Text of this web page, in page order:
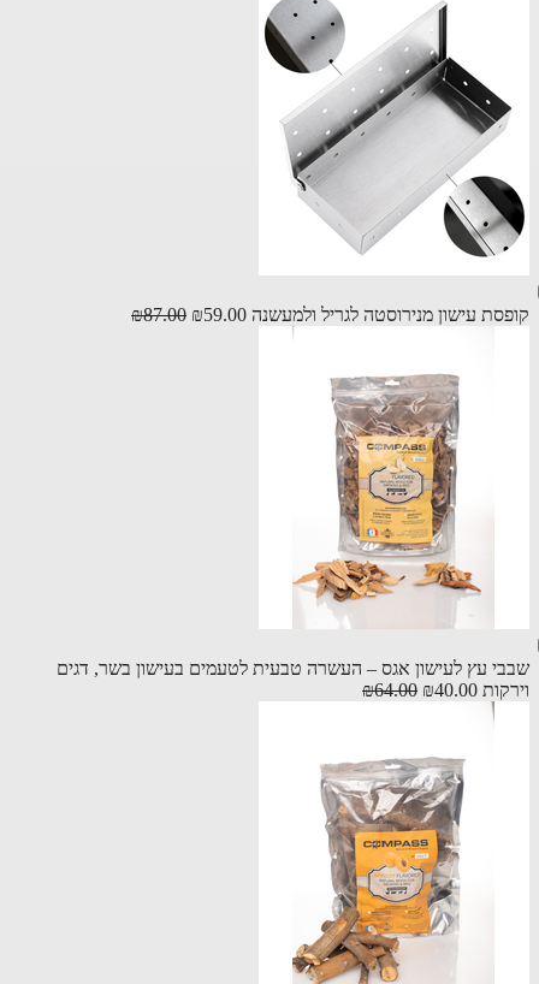
עישון מנירוסטה לגריל ולמעשנה ₪59.00
₪87.00
עץ לעישון אגס – העשרה טבעית לטעמים בעישון בשר, דגים
₪40.00
₪64.00